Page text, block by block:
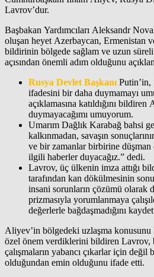
Lavrov’dur.
Başbakan Yardımcıları Aleksandr
oluşan heyet Azerbaycan, Ermenistan
bildirinin bölgede sağlam ve uzun süreli
açısından önemli adım olduğunu
Rusya Devlet BaşkanıPutin’in,
ifadesini bir daha duymamayı
açıklamasına katıldığını
duymayacağımı umuyorum.
Umarım Dağlık Karabağ bahsi
kalkınmadan, savaşın
ve bir zamanlar birbirine düşman
ilgili haberler duyacağız.” dedi.
Lavrov, üç ülkenin imza attığı
tarafından kan dökülmesinin
insani sorunların çözümü olarak
prizmasıyla yorumlanmaya
değerlerle bağdaşmadığını
Aliyev’in bölgedeki uzlaşma konusunu
özel önem verdiklerini bildiren Lavrov,
çalışmaların yabancı çıkarlar için değil
olduğundan emin olduğunu ifade etti.